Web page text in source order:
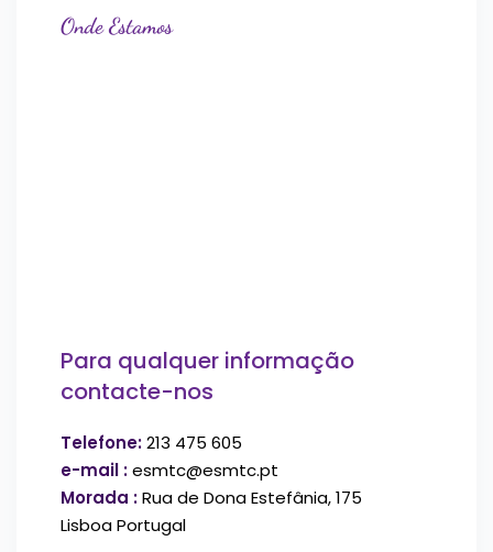
Onde Estamos
Para qualquer informação
contacte-nos
Telefone:213 475 605
e-mail :esmtc@esmtc.pt
Morada :Rua de Dona Estefânia, 175
Lisboa Portugal